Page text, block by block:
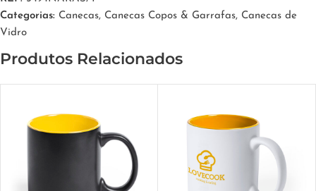
Categorias: Canecas, Canecas Copos & Garrafas, Canecas de
Vidro
Produtos Relacionados